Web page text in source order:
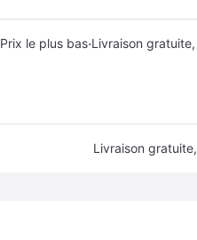
Prix le plus bas·Livraison gratuite,
Livraison gratuite,